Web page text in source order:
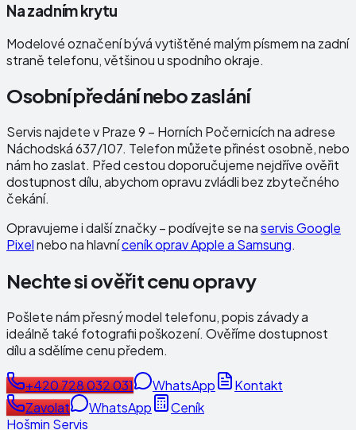
Na zadním krytu
Modelové označení bývá vytištěné malým písmem na zadní
straně telefonu, většinou u spodního okraje.
Osobní předání nebo zaslání
Servis najdete v Praze 9 – Horních Počernicích na adrese
Náchodská 637/107. Telefon můžete přinést osobně, nebo
nám ho zaslat. Před cestou doporučujeme nejdříve ověřit
dostupnost dílu, abychom opravu zvládli bez zbytečného
čekání.
Opravujeme i další značky – podívejte se naservis Google
Pixelnebo na hlavníceník oprav Apple a Samsung.
Nechte si ověřit cenu opravy
Pošlete nám přesný model telefonu, popis závady a
ideálně také fotografii poškození. Ověříme dostupnost
dílu a sdělíme cenu předem.
+420 728 032 031 WhatsApp
Kontakt
Zavolat
WhatsApp
Ceník
Hošmin Servis